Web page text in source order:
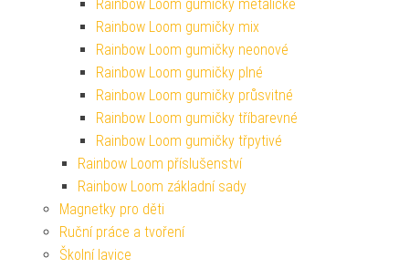
Rainbow Loom gumičky metalické
Rainbow Loom gumičky mix
Rainbow Loom gumičky neonové
Rainbow Loom gumičky plné
Rainbow Loom gumičky průsvitné
Rainbow Loom gumičky tříbarevné
Rainbow Loom gumičky třpytivé
Rainbow Loom příslušenství
Rainbow Loom základní sady
Magnetky pro děti
Ruční práce a tvoření
Školní lavice